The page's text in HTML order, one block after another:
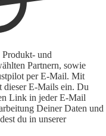
Produkt- und
Partnern, sowie
per E-Mail. Mit
E-Mails ein. Du
Link in jeder E-Mail
Deiner Daten und
du in unserer